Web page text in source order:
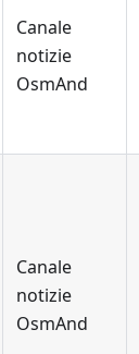
Canale
notizie
OsmAnd
Canale
notizie
OsmAnd